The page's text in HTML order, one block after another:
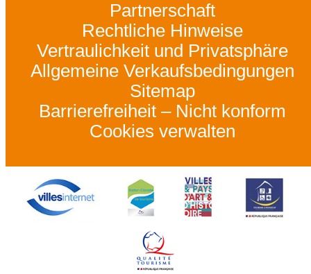
Partnerschaft
Rechtliche Hinweise
Vertraulichkeit und Privatsphäre
Allgemeine Verkaufsbedingungen
Sitemap
Barrierefreiheit – Nicht konform
Cookies verwalten